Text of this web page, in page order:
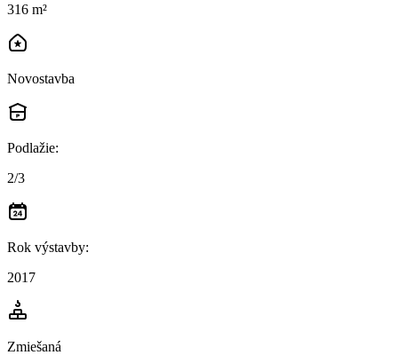
316 m²
Novostavba
Podlažie:
2/3
Rok výstavby:
2017
Zmiešaná